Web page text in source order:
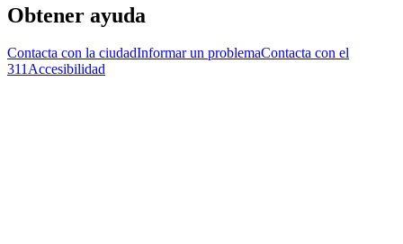
Obtener ayuda
Contacta con la ciudadInformar un problemaContacta con el
311Accesibilidad